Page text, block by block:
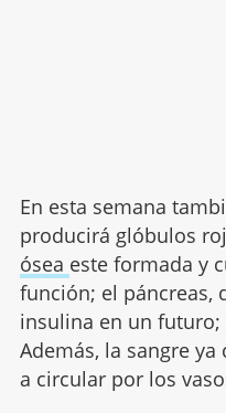
En esta semana
producirá glóbulos
ósea este formada y
función; el páncreas,
insulina en un
Además, la sangre
a circular por los